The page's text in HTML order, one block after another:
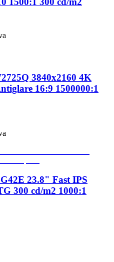
3840x2160 4K
16:9 1500000:1
23.8" Fast IPS
300 cd/m2 1000:1